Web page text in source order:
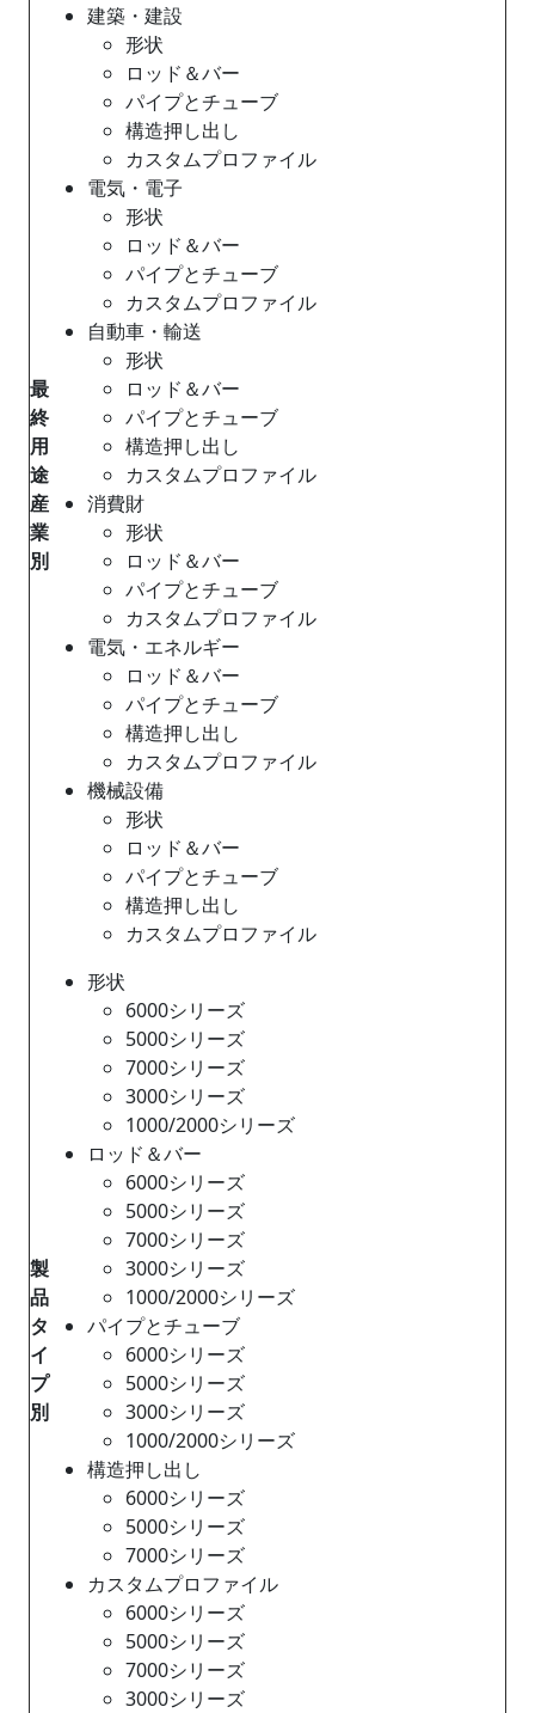
最
終
用
途
産
業
別
建築・建設
形状
ロッド＆バー
パイプとチューブ
構造押し出し
カスタムプロファイル
電気・電子
形状
ロッド＆バー
パイプとチューブ
カスタムプロファイル
自動車・輸送
形状
ロッド＆バー
パイプとチューブ
構造押し出し
カスタムプロファイル
消費財
形状
ロッド＆バー
パイプとチューブ
カスタムプロファイル
電気・エネルギー
ロッド＆バー
パイプとチューブ
構造押し出し
カスタムプロファイル
機械設備
形状
ロッド＆バー
パイプとチューブ
構造押し出し
カスタムプロファイル
製
品
タ
イ
プ
別
形状
6000シリーズ
5000シリーズ
7000シリーズ
3000シリーズ
1000/2000シリーズ
ロッド＆バー
6000シリーズ
5000シリーズ
7000シリーズ
3000シリーズ
1000/2000シリーズ
パイプとチューブ
6000シリーズ
5000シリーズ
3000シリーズ
1000/2000シリーズ
構造押し出し
6000シリーズ
5000シリーズ
7000シリーズ
カスタムプロファイル
6000シリーズ
5000シリーズ
7000シリーズ
3000シリーズ